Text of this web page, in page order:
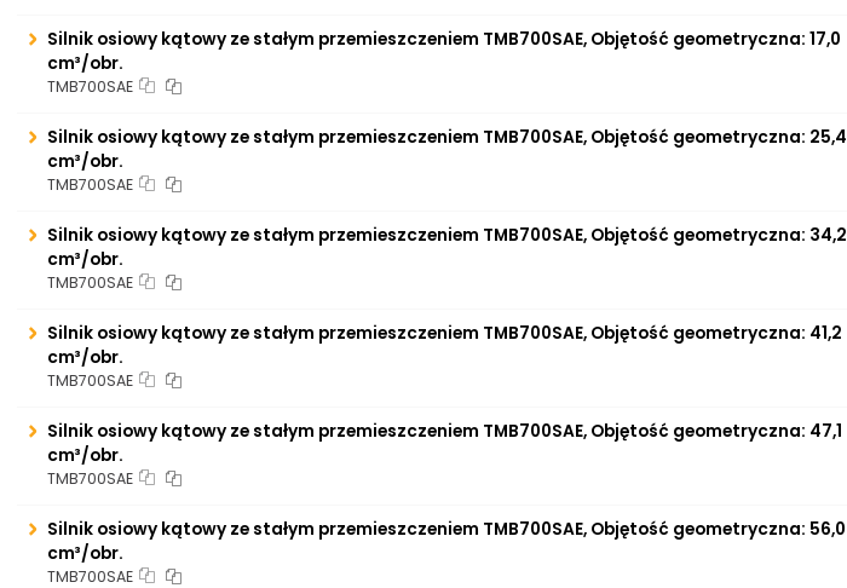
Silnik osiowy kątowy ze stałym przemieszczeniem TMB700SAE, Objętość geometryczna: 17,0
cm³/obr.
TMB700SAE
Silnik osiowy kątowy ze stałym przemieszczeniem TMB700SAE, Objętość geometryczna: 25,4
cm³/obr.
TMB700SAE
Silnik osiowy kątowy ze stałym przemieszczeniem TMB700SAE, Objętość geometryczna: 34,2
cm³/obr.
TMB700SAE
Silnik osiowy kątowy ze stałym przemieszczeniem TMB700SAE, Objętość geometryczna: 41,2
cm³/obr.
TMB700SAE
Silnik osiowy kątowy ze stałym przemieszczeniem TMB700SAE, Objętość geometryczna: 47,1
cm³/obr.
TMB700SAE
Silnik osiowy kątowy ze stałym przemieszczeniem TMB700SAE, Objętość geometryczna: 56,0
cm³/obr.
TMB700SAE